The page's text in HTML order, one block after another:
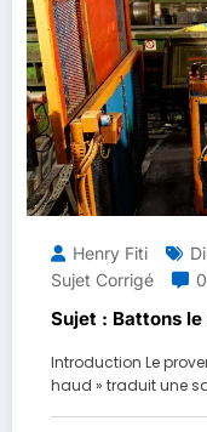
Henry Fiti
Sujet Corrigé
Sujet : Battons
Introduction Le
haud » traduit une